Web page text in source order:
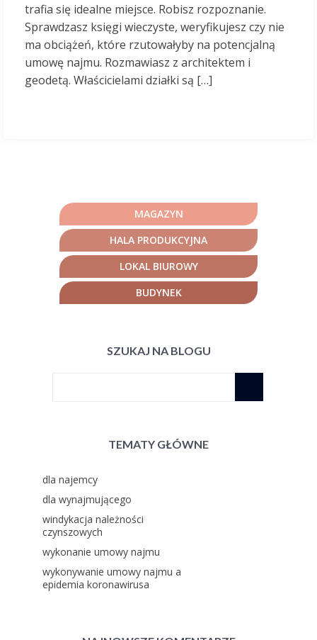
trafia się idealne miejsce. Robisz rozpoznanie.
Sprawdzasz księgi wieczyste, weryfikujesz czy nie
ma obciążeń, które rzutowałyby na potencjalną
umowę najmu. Rozmawiasz z architektem i
geodetą. Właścicielami działki są […]
MAGAZYN
HALA PRODUKCYJNA
LOKAL BIUROWY
BUDYNEK
SZUKAJ NA BLOGU
TEMATY GŁÓWNE
dla najemcy
dla wynajmującego
windykacja należności
czynszowych
wykonanie umowy najmu
wykonywanie umowy najmu a
epidemia koronawirusa